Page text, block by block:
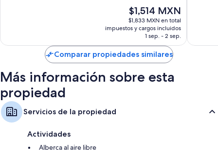
El
precio
actual
de
$1,514 MXN
$1,514 MXN
$1,833 MXN en total
impuestos y cargos incluidos
1 sep. - 2 sep.
Comparar propiedades similares
Más información sobre esta
propiedad
Servicios de la propiedad
Actividades
Alberca al aire libre